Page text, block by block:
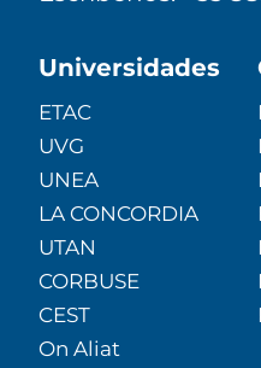
Universidades
ETAC
UVG
UNEA
LA CONCORDIA
UTAN
CORBUSE
CEST
On Aliat